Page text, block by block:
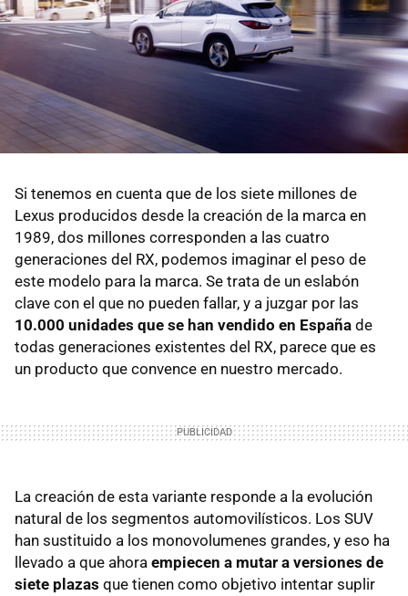
Si tenemos en cuenta que de los siete millones de
Lexus producidos desde la creación de la marca en
1989, dos millones corresponden a las cuatro
generaciones del RX, podemos imaginar el peso de
este modelo para la marca. Se trata de un eslabón
clave con el que no pueden fallar, y a juzgar por las
10.000 unidades que se han vendido en España de
todas generaciones existentes del RX, parece que es
un producto que convence en nuestro mercado.
La creación de esta variante responde a la evolución
natural de los segmentos automovilísticos. Los SUV
han sustituido a los monovolumenes grandes, y eso ha
llevado a que ahora empiecen a mutar a versiones de
siete plazas que tienen como objetivo intentar suplir